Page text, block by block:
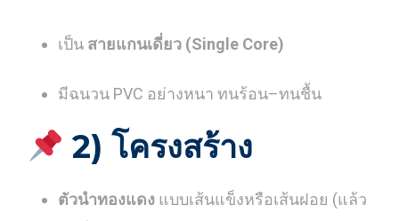
เป็น สายแกนเดี่ยว (Single Core)
มีฉนวน PVC อย่างหนา ทนร้อน–ทนชื้น
2) โครงสร้าง
ตัวนำทองแดง แบบเส้นแข็งหรือเส้นฝอย (แล้ว